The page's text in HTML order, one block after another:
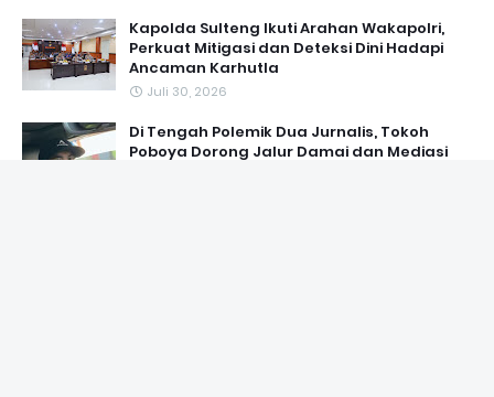
Kapolda Sulteng Ikuti Arahan Wakapolri,
Perkuat Mitigasi dan Deteksi Dini Hadapi
Ancaman Karhutla
Juli 30, 2026
Di Tengah Polemik Dua Jurnalis, Tokoh
Poboya Dorong Jalur Damai dan Mediasi